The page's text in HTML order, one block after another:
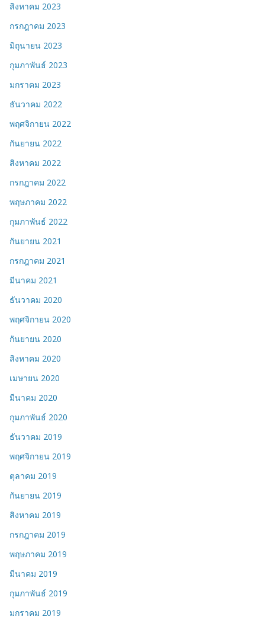
สิงหาคม 2023
กรกฎาคม 2023
มิถุนายน 2023
กุมภาพันธ์ 2023
มกราคม 2023
ธันวาคม 2022
พฤศจิกายน 2022
กันยายน 2022
สิงหาคม 2022
กรกฎาคม 2022
พฤษภาคม 2022
กุมภาพันธ์ 2022
กันยายน 2021
กรกฎาคม 2021
มีนาคม 2021
ธันวาคม 2020
พฤศจิกายน 2020
กันยายน 2020
สิงหาคม 2020
เมษายน 2020
มีนาคม 2020
กุมภาพันธ์ 2020
ธันวาคม 2019
พฤศจิกายน 2019
ตุลาคม 2019
กันยายน 2019
สิงหาคม 2019
กรกฎาคม 2019
พฤษภาคม 2019
มีนาคม 2019
กุมภาพันธ์ 2019
มกราคม 2019